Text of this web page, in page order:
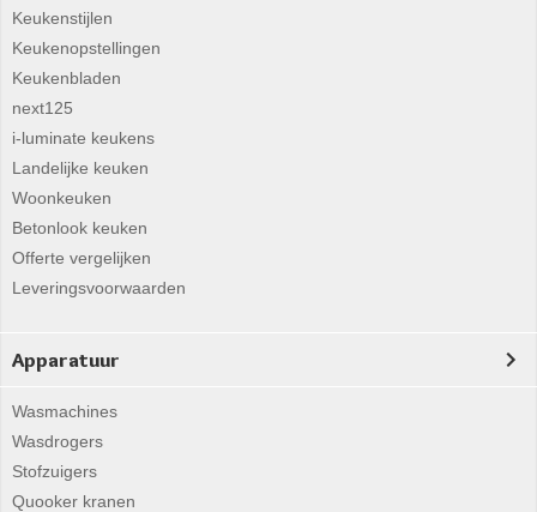
Keukenstijlen
Keukenopstellingen
Keukenbladen
next125
i-luminate keukens
Landelijke keuken
Woonkeuken
Betonlook keuken
Offerte vergelijken
Leveringsvoorwaarden
Apparatuur
Wasmachines
Wasdrogers
Stofzuigers
Quooker kranen